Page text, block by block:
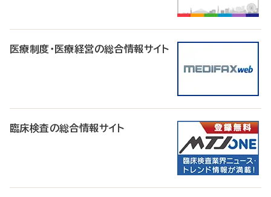
医療制度・医療経営の総合情報サイト
臨床検査の総合情報サイト